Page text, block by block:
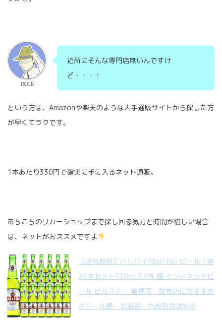
ROCK
近所にそんな専門店無いんですけ
ど・・・！
という方は、Amazonや楽天のような大手通販サイトから探した方
が早くてラクです。
1本あたり330円で確実に手に入るネット通販。
あちこちのリカーショップまで探し回る気力と時間が惜しい場合
は、ネットがおススメですよ
【送料無料】バリハイ/Bali Hai ビール 1箱
24本セット330ml 5.0% 瓶 インドネシアビ
ール ピルスナー 業務用・飲食店におすすめ
※クール便・北海道・九州別途送料※